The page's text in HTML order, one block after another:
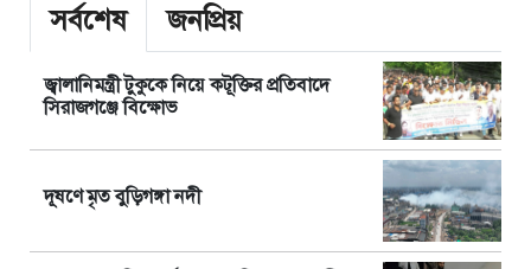
সর্বশেষ জনপ্রিয়
জ্বালানিমন্ত্রী টুকুকে নিয়ে কটূক্তির প্রতিবাদে
সিরাজগঞ্জে বিক্ষোভ
দূষণে মৃত বুড়িগঙ্গা নদী